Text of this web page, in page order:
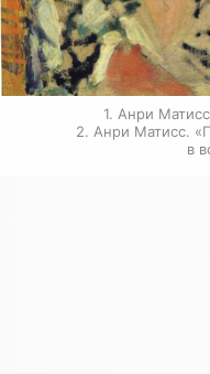
1. Анри
2. Анри Матисс.
в